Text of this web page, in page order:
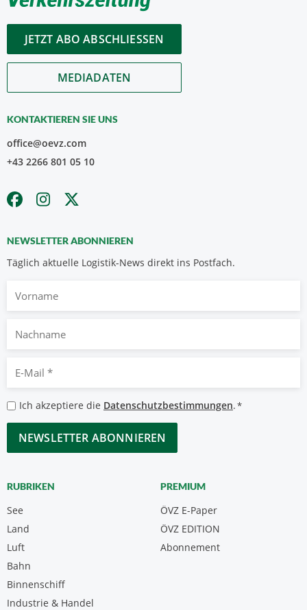
JETZT ABO ABSCHLIESSEN
MEDIADATEN
KONTAKTIEREN SIE UNS
office@oevz.com
+43 2266 801 05 10
NEWSLETTER ABONNIEREN
Täglich aktuelle Logistik-News direkt ins Postfach.
Nachname
Mail
*
Datenschutzbestimmungen
*
Ich akzeptiere die Datenschutzbestimmungen.*
CAPTCHA
RUBRIKEN
See
Land
Luft
Bahn
Binnenschiff
Industrie & Handel
PREMIUM
ÖVZ E-Paper
Abonnement
ÖVZ EDITION